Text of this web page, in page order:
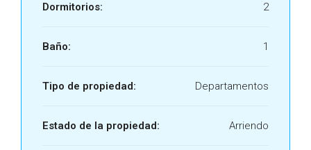
Dormitorios: 2
Baño: 1
Tipo de propiedad: Departamentos
Estado de la propiedad: Arriendo